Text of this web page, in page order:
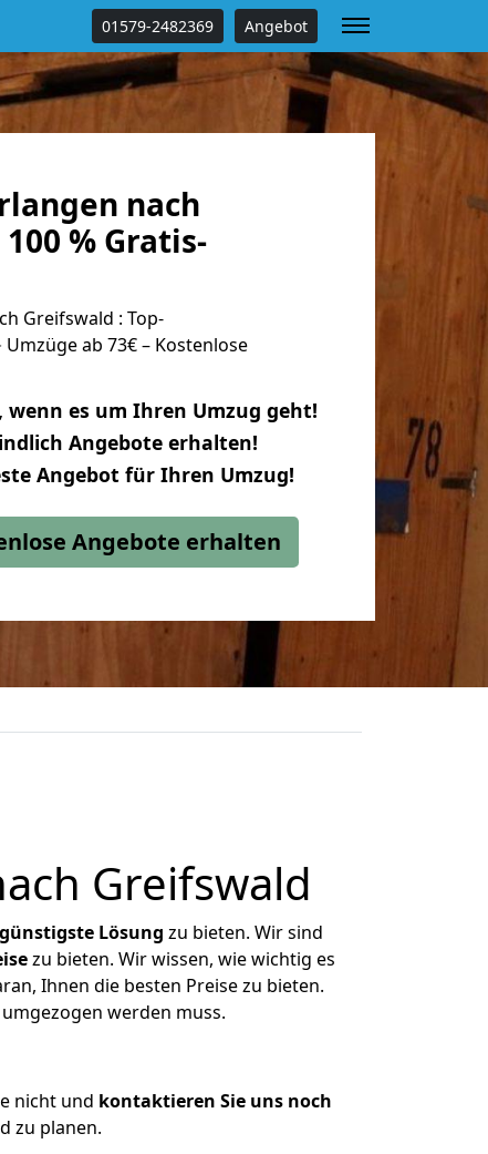
01579-2482369 Angebot
nach
% Gratis-
Greifswald : Top-
ab 73€ – Kostenlose
es um Ihren Umzug geht!
Angebote erhalten!
Angebot für Ihren Umzug!
Angebote erhalten
Greifswald
günstigste Lösung zu bieten. Wir sind
zu bieten. Wir wissen, wie wichtig es
Ihnen die besten Preise zu bieten.
werden muss.
nicht und kontaktieren Sie uns noch
zu planen.